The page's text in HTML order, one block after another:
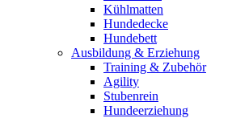
Kühlmatten
Hundedecke
Hundebett
Ausbildung & Erziehung
Training & Zubehör
Agility
Stubenrein
Hundeerziehung